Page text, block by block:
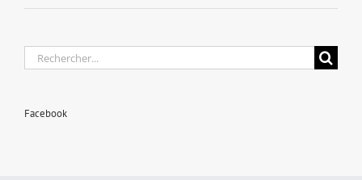
Rechercher:
Facebook